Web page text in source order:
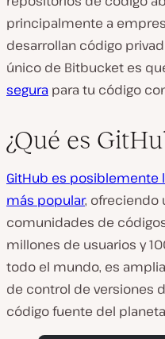
principalmente a
desarrollan código
único de Bitbucket es
segura para tu código
¿Qué es
GitHub es posiblemente
más popular, ofreciendo
comunidades de
millones de usuarios y
todo el mundo, es
de control de versiones
código fuente del